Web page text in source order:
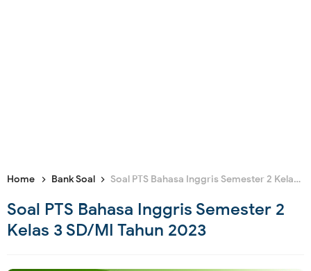
Home Bank Soal Soal PTS Bahasa Inggris Semester 2 Kelas 3 SD/MI Tahun 2023
Soal PTS Bahasa Inggris Semester 2
Kelas 3 SD/MI Tahun 2023